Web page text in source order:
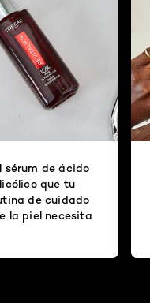
sérum de ácido
que tu
de cuidado
la piel necesita